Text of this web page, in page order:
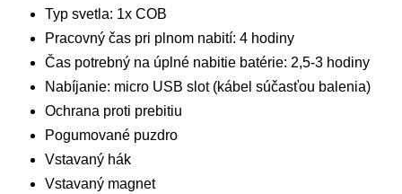
Typ svetla: 1x COB
Pracovný čas pri plnom nabití: 4 hodiny
Čas potrebný na úplné nabitie batérie: 2,5-3 hodiny
Nabíjanie: micro USB slot (kábel súčasťou balenia)
Ochrana proti prebitiu
Pogumované puzdro
Vstavaný hák
Vstavaný magnet